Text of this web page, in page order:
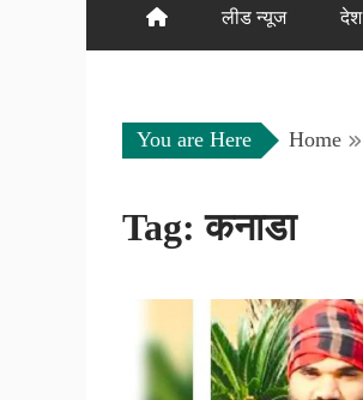
लीड न्यूज देश
You are Here Home
Tag:कनाडा